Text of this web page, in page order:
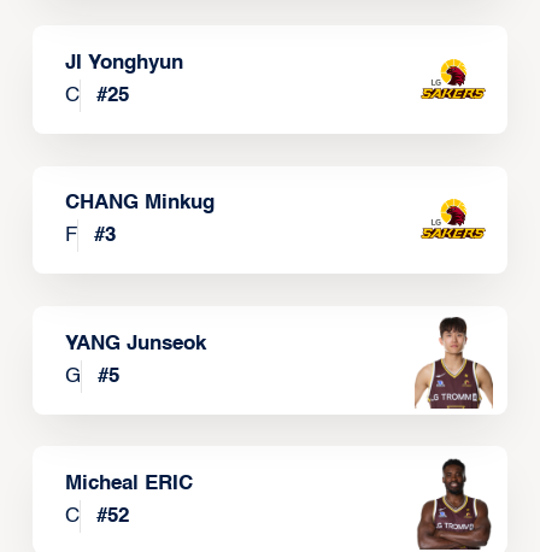
JI Yonghyun
C
#25
CHANG Minkug
F
#3
YANG Junseok
G
#5
Micheal ERIC
C
#52